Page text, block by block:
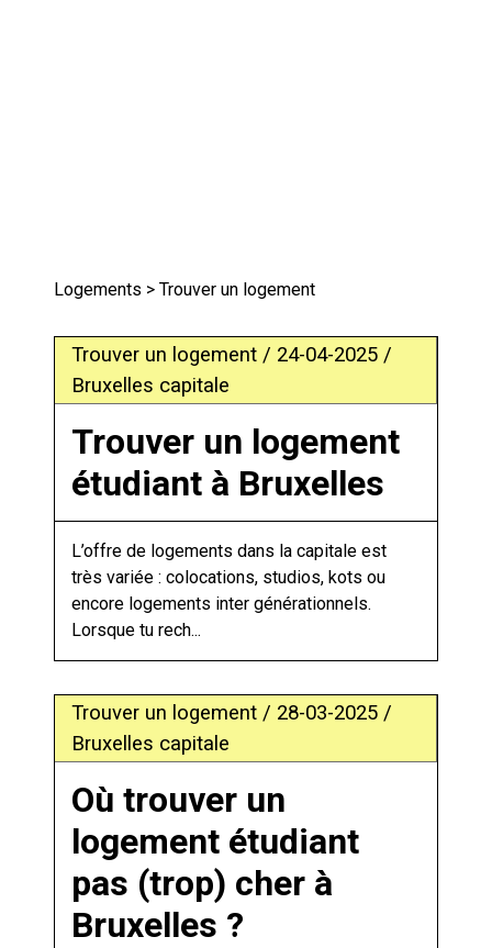
Logements > Trouver un logement
Trouver un logement / 24-04-2025 /
Bruxelles capitale
Trouver un logement
étudiant à Bruxelles
L’offre de logements dans la capitale est
très variée : colocations, studios, kots ou
encore logements inter générationnels.
Lorsque tu rech...
Trouver un logement / 28-03-2025 /
Bruxelles capitale
Où trouver un
logement étudiant
pas (trop) cher à
Bruxelles ?